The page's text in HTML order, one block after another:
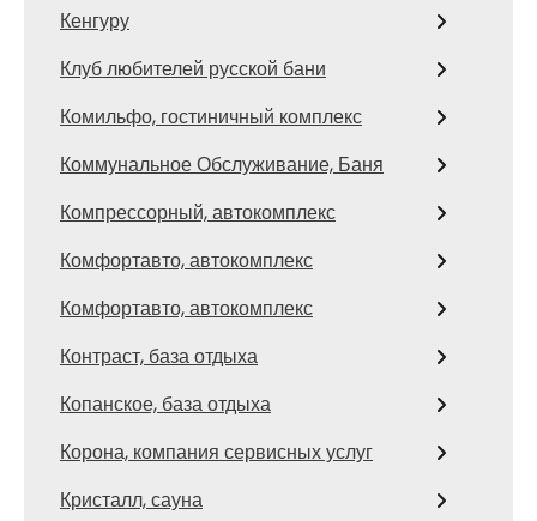
Кенгуру
Клуб любителей русской бани
Комильфо, гостиничный комплекс
Коммунальное Обслуживание, Баня
Компрессорный, автокомплекс
Комфортавто, автокомплекс
Комфортавто, автокомплекс
Контраст, база отдыха
Копанское, база отдыха
Корона, компания сервисных услуг
Кристалл, сауна